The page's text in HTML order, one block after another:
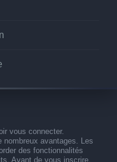
vous connecter.
nombreux avantages. Les
des fonctionnalités
Avant de vous inscrire,